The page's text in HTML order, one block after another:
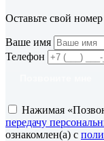
Оставьте свой
Ваше имя
Телефон
Нажимая
передачу
ознакомлен(а) с